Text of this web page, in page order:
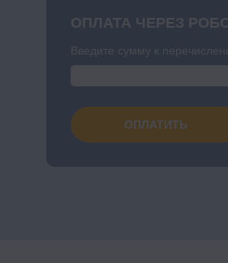
ОПЛАТА ЧЕРЕЗ
Введите сумму к
ОПЛАТИТЬ